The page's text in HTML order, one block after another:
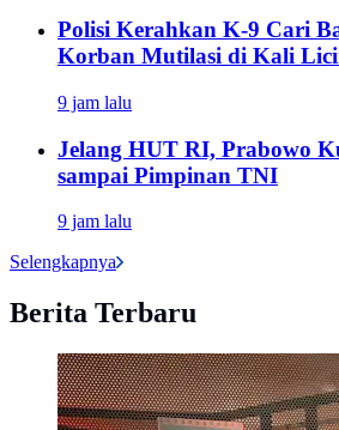
Polisi Kerahkan K-9 Cari
Korban Mutilasi di Kali
9 jam lalu
Jelang HUT RI, Prabowo
sampai Pimpinan TNI
9 jam lalu
Selengkapnya
Berita Terbaru